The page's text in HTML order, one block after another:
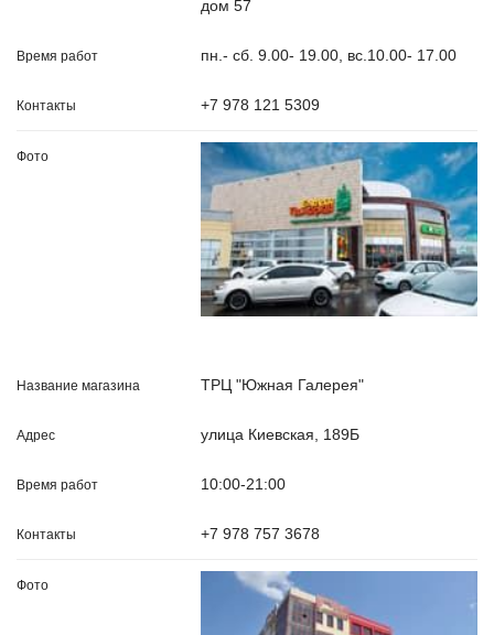
дом 57
пн.- сб. 9.00- 19.00, вс.10.00- 17.00
+7 978 121 5309
ТРЦ "Южная Галерея"
улица Киевская, 189Б
10:00-21:00
+7 978 757 3678